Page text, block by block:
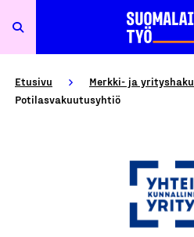
Etusivu Merkki- ja yrityshaku
Potilasvakuutusyhtiö